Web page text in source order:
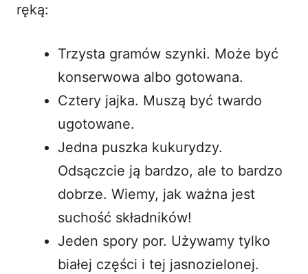
ręką:
Trzysta gramów szynki. Może być
konserwowa albo gotowana.
Cztery jajka. Muszą być twardo
ugotowane.
Jedna puszka kukurydzy.
Odsączcie ją bardzo, ale to bardzo
dobrze. Wiemy, jak ważna jest
suchość składników!
Jeden spory por. Używamy tylko
białej części i tej jasnozielonej.